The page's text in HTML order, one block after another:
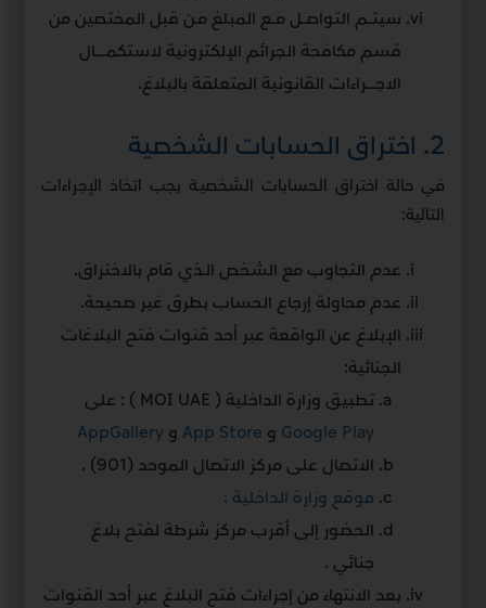
سيتــم التواصــل مــع المبلغ مـن قبل المختصين من
قسم مكافحة الجرائم الإلكترونية لاستكمـــــال
الاجــــراءات القانونية المتعلقة بالبلاغ.
في حالة اختراق الحسابات الشخصيـة يجب اتخاذ الإجراءات
التالية:
عدم التجاوب مع الشخص الـذي قام بالاختراق.
عدم محاولة إرجاع الحساب بطرق غير صحيحة.
الإبلاغ عن الواقعة عبر أحد قنوات فتح البلاغات
الجنائية:
تطبيق وزارة الداخلية ( MOI UAE ) : على
Google Playو App Store و AppGallery
الاتصال على مركز الاتصال الموحد (901) .
موقع وزارة الداخلية :
الحضور إلى أقرب مركز شرطة لفتح بلاغ
جنائي .
بعد الانتهاء من إجراءات فتح البلاغ عبر أحد القنوات